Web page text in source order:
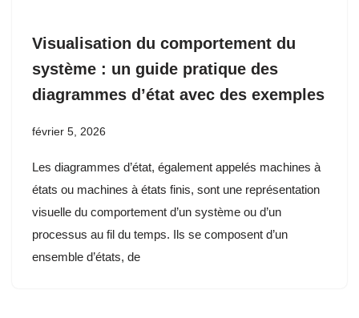
Visualisation du comportement du
système : un guide pratique des
diagrammes d’état avec des exemples
février 5, 2026
Les diagrammes d’état, également appelés machines à
états ou machines à états finis, sont une représentation
visuelle du comportement d’un système ou d’un
processus au fil du temps. Ils se composent d’un
ensemble d’états, de